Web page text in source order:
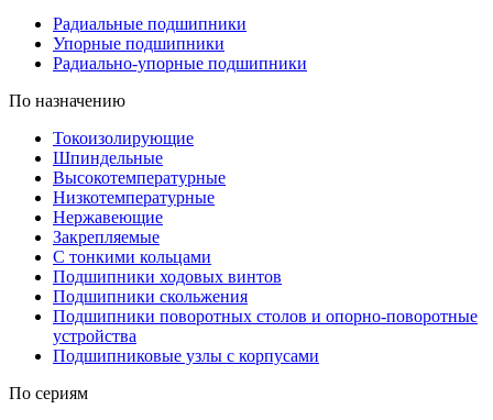
Радиальные подшипники
Упорные подшипники
Радиально-упорные подшипники
По назначению
Токоизолирующие
Шпиндельные
Высокотемпературные
Низкотемпературные
Нержавеющие
Закрепляемые
С тонкими кольцами
Подшипники ходовых винтов
Подшипники скольжения
Подшипники поворотных столов и опорно-поворотные
устройства
Подшипниковые узлы с корпусами
По сериям